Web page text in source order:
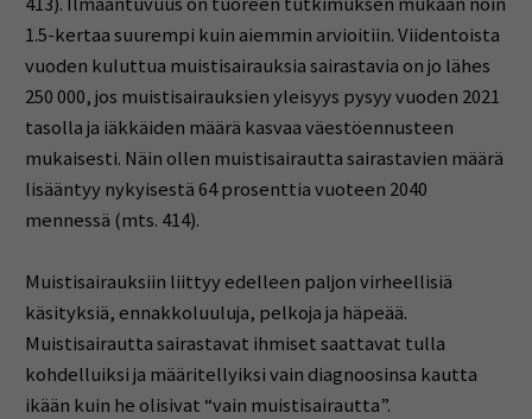
1.5-kertaa suurempi kuin aiemmin arvioitiin. Viidentoista
vuoden kuluttua muistisairauksia sairastavia on jo lähes
250 000, jos muistisairauksien yleisyys pysyy vuoden 2021
tasolla ja iäkkäiden määrä kasvaa väestöennusteen
mukaisesti. Näin ollen muistisairautta sairastavien määrä
lisääntyy nykyisestä 64 prosenttia vuoteen 2040
mennessä (mts. 414).
Muistisairauksiin liittyy edelleen paljon virheellisiä
käsityksiä, ennakkoluuluja, pelkoja ja häpeää.
Muistisairautta sairastavat ihmiset saattavat tulla
kohdelluiksi ja määritellyiksi vain diagnoosinsa kautta
ikään kuin he olisivat “vain muistisairautta”.